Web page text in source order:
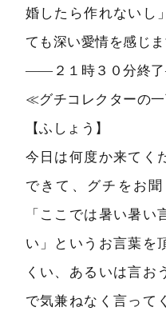
婚したら作れないし
ても深い愛情を感じま
――２１時３０分終
≪グチコレクターの
【ふしょう】
今日は何度か来てく
できて、グチをお
「ここでは暑い暑い
い」というお言葉を
くい、あるいは言お
で気兼ねなく言って